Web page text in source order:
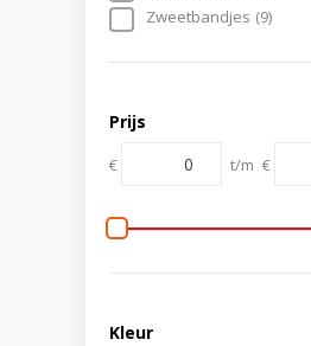
Zweetbandjes (9)
Prijs
€ t/m €
Kleur